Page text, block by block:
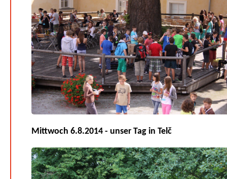
Mittwoch 6.8.2014 - unser Tag in Telč